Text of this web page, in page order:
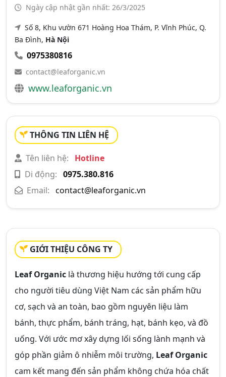
Ngày cập nhật gần nhất: 26/3/2025
Số 8, Khu vườn 671 Hoàng Hoa Thám, P. Vĩnh Phúc, Q.
Ba Đình, Hà Nội
0975380816
contact@leaforganic.vn
www.leaforganic.vn
THÔNG TIN LIÊN HỆ
Tên liên hệ:
Hotline
Di động: 0975.380.816
Email: contact@leaforganic.vn
GIỚI THIỆU CÔNG TY
Leaf Organic là thương hiệu hướng tới cung cấp
cho người tiêu dùng Việt Nam các sản phẩm hữu
cơ, sạch và an toàn, bao gồm nguyên liệu làm
bánh, thực phẩm, bánh tráng, hạt, bánh kẹo, và đồ
uống. Với ước mơ xây dựng lối sống lành mạnh và
góp phần giảm ô nhiễm môi trường, Leaf Organic
cam kết mang đến sản phẩm không chứa hóa chất